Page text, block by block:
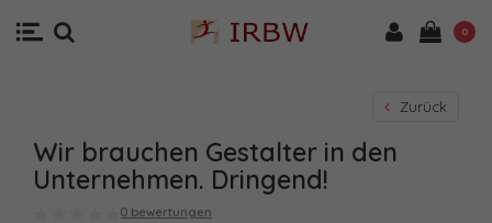
0
Zurück
Wir brauchen Gestalter in den
Unternehmen. Dringend!
0 bewertungen